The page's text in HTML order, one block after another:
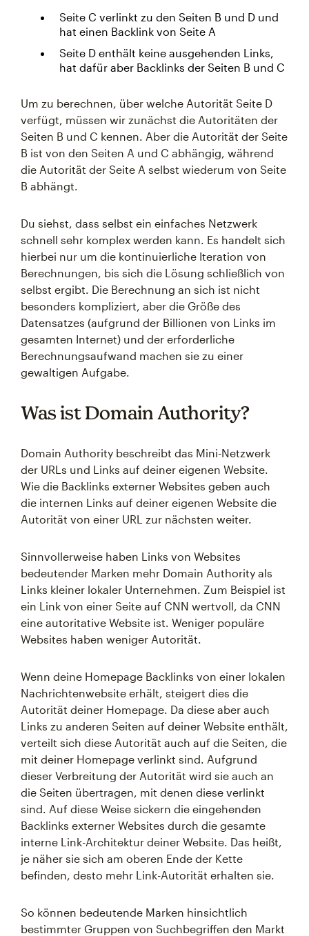
Seite C verlinkt zu den Seiten B und D und
hat einen Backlink von Seite A
Seite D enthält keine ausgehenden Links,
hat dafür aber Backlinks der Seiten B und C
Um zu berechnen, über welche Autorität Seite D
verfügt, müssen wir zunächst die Autoritäten der
Seiten B und C kennen. Aber die Autorität der Seite
B ist von den Seiten A und C abhängig, während
die Autorität der Seite A selbst wiederum von Seite
B abhängt.
Du siehst, dass selbst ein einfaches Netzwerk
schnell sehr komplex werden kann. Es handelt sich
hierbei nur um die kontinuierliche Iteration von
Berechnungen, bis sich die Lösung schließlich von
selbst ergibt. Die Berechnung an sich ist nicht
besonders kompliziert, aber die Größe des
Datensatzes (aufgrund der Billionen von Links im
gesamten Internet) und der erforderliche
Berechnungsaufwand machen sie zu einer
gewaltigen Aufgabe.
Was ist Domain Authority?
Domain Authority beschreibt das Mini-Netzwerk
der URLs und Links auf deiner eigenen Website.
Wie die Backlinks externer Websites geben auch
die internen Links auf deiner eigenen Website die
Autorität von einer URL zur nächsten weiter.
Sinnvollerweise haben Links von Websites
bedeutender Marken mehr Domain Authority als
Links kleiner lokaler Unternehmen. Zum Beispiel ist
ein Link von einer Seite auf CNN wertvoll, da CNN
eine autoritative Website ist. Weniger populäre
Websites haben weniger Autorität.
Wenn deine Homepage Backlinks von einer lokalen
Nachrichtenwebsite erhält, steigert dies die
Autorität deiner Homepage. Da diese aber auch
Links zu anderen Seiten auf deiner Website enthält,
verteilt sich diese Autorität auch auf die Seiten, die
mit deiner Homepage verlinkt sind. Aufgrund
dieser Verbreitung der Autorität wird sie auch an
die Seiten übertragen, mit denen diese verlinkt
sind. Auf diese Weise sickern die eingehenden
Backlinks externer Websites durch die gesamte
interne Link-Architektur deiner Website. Das heißt,
je näher sie sich am oberen Ende der Kette
befinden, desto mehr Link-Autorität erhalten sie.
So können bedeutende Marken hinsichtlich
bestimmter Gruppen von Suchbegriffen den Markt